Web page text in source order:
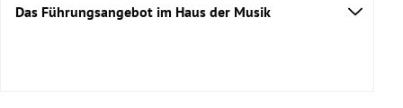
Das Führungsangebot im Haus der Musik